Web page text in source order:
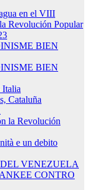
en el VIII
Revolución Popular
BIEN
BIEN
Italia
Cataluña
la Revolución
e un debito
VENEZUELA
CONTRO